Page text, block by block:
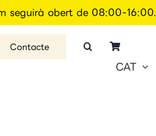
seguirà obert de 08:00-16:00.
Contacte
CAT